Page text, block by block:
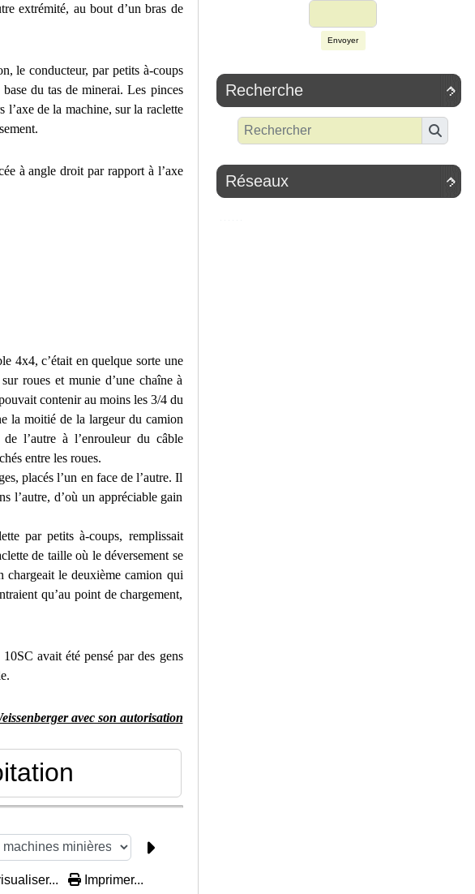
extrémité, au bout d’un bras de
le conducteur, par petits à-coups
du tas de minerai. Les pinces
l’axe de la machine, sur la raclette
à angle droit par rapport à l’axe
4x4, c’était en quelque sorte une
roues et munie d’une chaîne à
contenir au moins les 3/4 du
la moitié de la largeur du camion
l’autre à l’enrouleur du câble
entre les roues.
placés l’un en face de l’autre. Il
l’autre, d’où un appréciable gain
par petits à-coups, remplissait
de taille où le déversement se
chargeait le deuxième camion qui
qu’au point de chargement,
avait été pensé par des gens
avec son autorisation
Imprimer...
Envoyer

Recherche

Réseaux